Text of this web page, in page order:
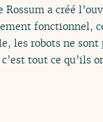
a créé
les robots ne
tout ce qu’ils